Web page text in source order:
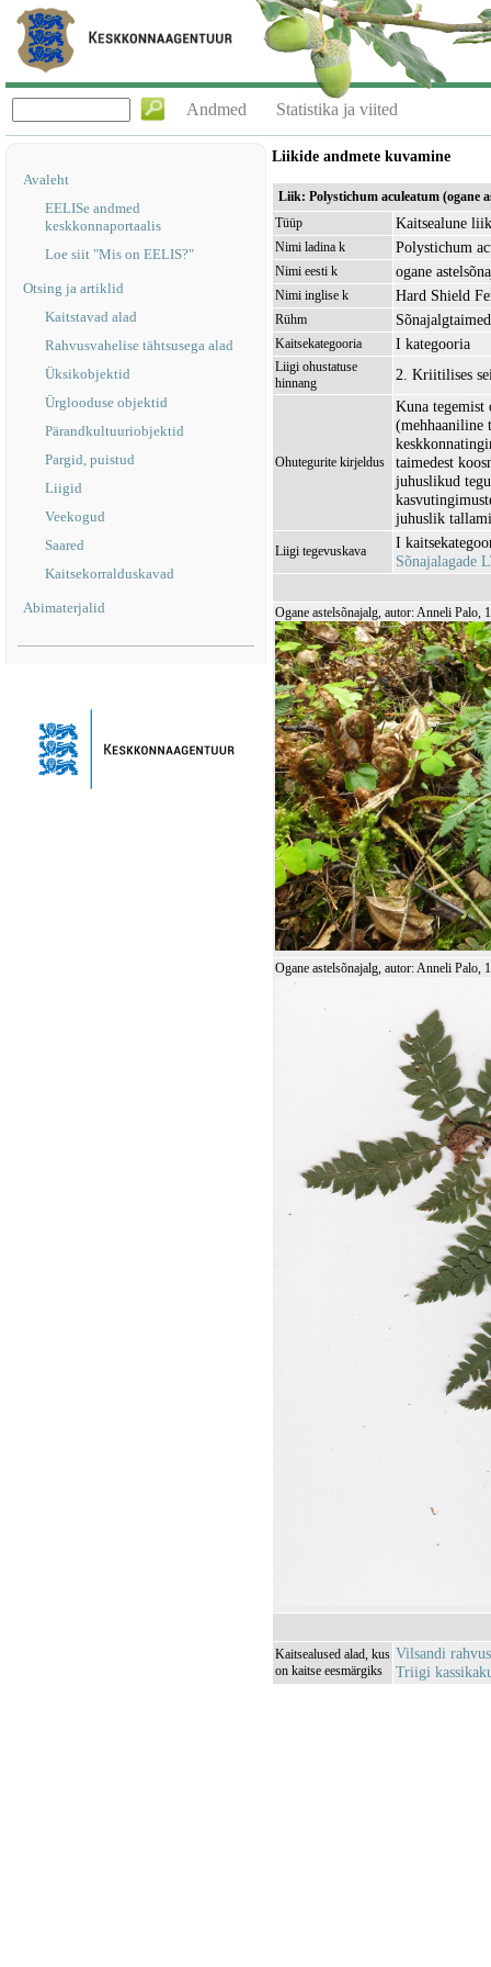
Andmed Statistika ja viited
Avaleht
EELISe andmed
keskkonnaportaalis
Loe siit "Mis on EELIS?"
Otsing ja artiklid
Kaitstavad alad
Rahvusvahelise tähtsusega alad
Üksikobjektid
Ürglooduse objektid
Pärandkultuuriobjektid
Pargid, puistud
Liigid
Veekogud
Saared
Kaitsekorralduskavad
Abimaterjalid
Liikide andmete kuvamine
Liik: Polystichum aculeatum (ogane
Tüüp
Kaitsealune liik
Nimi ladina k Polystichum
Nimi eesti k ogane
Nimi inglise k Hard Shield
Rühm Sõnajalgtaimed
Kaitsekategooria I kategooria
Liigi ohustatuse
hinnang
2. Kriitilises
Ohutegurite kirjeldus
Kuna tegemist
(mehhaaniline
taimedest
juhuslikud
juhuslik
Liigi tegevuskava
I
Sõnajalagade
Ogane astelsõnajalg, autor: Anneli Palo,
Ogane astelsõnajalg, autor: Anneli Palo,
Kaitsealused alad, kus
on kaitse eesmärgiks
Vilsandi
Triigi